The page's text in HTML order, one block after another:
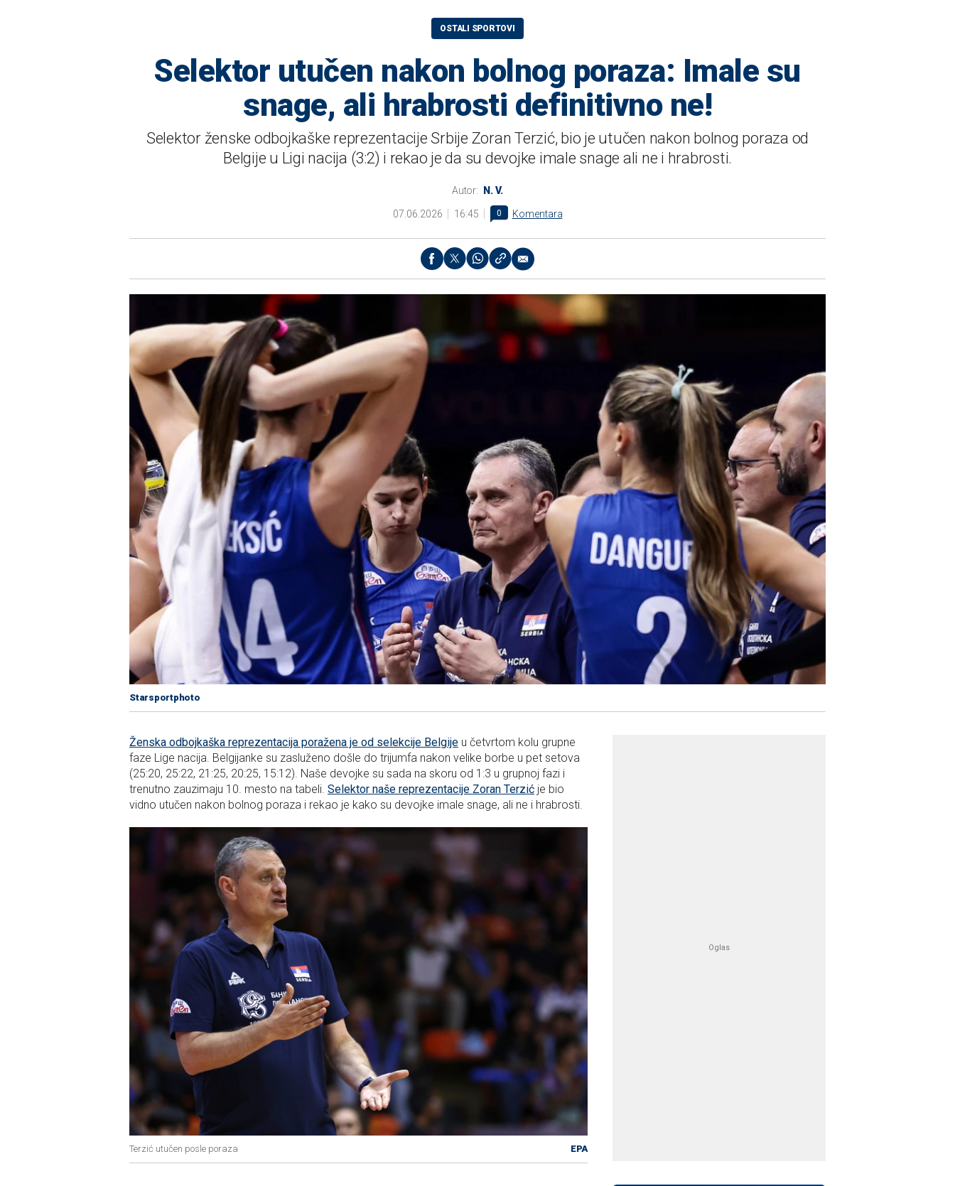
OSTALI SPORTOVI
Selektor utučen nakon bolnog poraza: Imale su
snage, ali hrabrosti definitivno ne!
Selektor ženske odbojkaške reprezentacije Srbije Zoran Terzić, bio je utučen nakon bolnog poraza od
Belgije u Ligi nacija (3:2) i rekao je da su devojke imale snage ali ne i hrabrosti.
Autor: N. V.
07.06.2026 16:45 0 Komentara
Starsportphoto
Ženska odbojkaška reprezentacija poražena je od selekcije Belgije u četvrtom kolu grupne
faze Lige nacija. Belgijanke su zasluženo došle do trijumfa nakon velike borbe u pet setova
(25:20, 25:22, 21:25, 20:25, 15:12). Naše devojke su sada na skoru od 1:3 u grupnoj fazi i
trenutno zauzimaju 10. mesto na tabeli. Selektor naše reprezentacije Zoran Terzić je bio
vidno utučen nakon bolnog poraza i rekao je kako su devojke imale snage, ali ne i hrabrosti.
Terzić utučen posle poraza EPA